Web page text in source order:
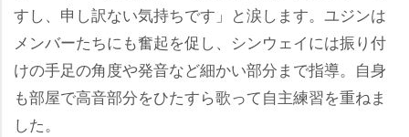
すし、申し訳ない気持ちです」と涙します。ユジンは
メンバーたちにも奮起を促し、シンウェイには振り付
けの手足の角度や発音など細かい部分まで指導。自身
も部屋で高音部分をひたすら歌って自主練習を重ねま
した。